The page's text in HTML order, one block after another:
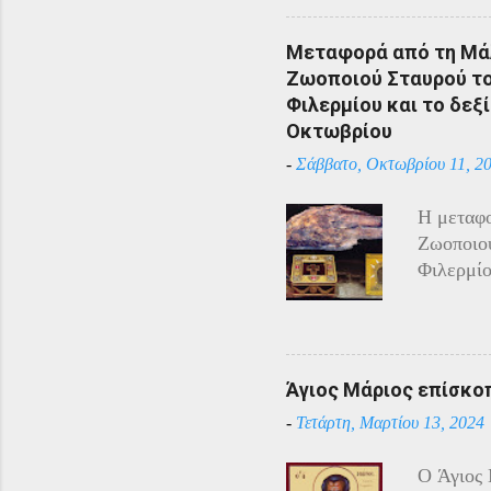
και
η
του
Μεταφορά από τη
Ζωοποιού Σταυρού
Φιλερμίου και το
Οκτωβρίου
- Σάββατο, Οκτωβρίου 11,
Η
Ιππότες
Άγιος Μάριος
- Τετάρτη, Μαρτίου 13, 2024
O Άγιος